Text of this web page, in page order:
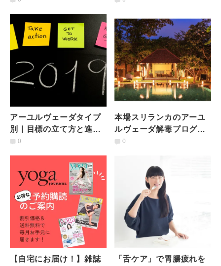
アーユルヴェーダタイプ
別｜目標の立て方と進め
方のコツ
0
本場スリランカのアーユ
ルヴェーダ解毒プログラ
ム「パンチャカルマ」体
0
【自宅にお届け！】雑誌 「舌ケア」で胃腸疲れを